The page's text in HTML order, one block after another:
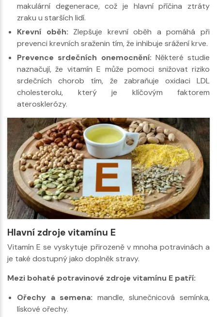
makulární degenerace, což je hlavní příčina ztráty
zraku u starších lidí.
Krevní oběh: Zlepšuje krevní oběh a pomáhá při
prevenci krevních sraženin tím, že inhibuje srážení krve.
Prevence srdečních onemocnění: Některé studie
naznačují, že vitamín E může pomoci snižovat riziko
srdečních chorob tím, že zabraňuje oxidaci LDL
cholesterolu, který je klíčovým faktorem
aterosklerózy.
Hlavní zdroje vitamínu E
Vitamín E se vyskytuje přirozeně v mnoha potravinách a
je také dostupný jako doplněk stravy.
Mezi bohaté potravinové zdroje vitamínu E patří:
Ořechy a semena: mandle, slunečnicová semínka,
lískové ořechy.